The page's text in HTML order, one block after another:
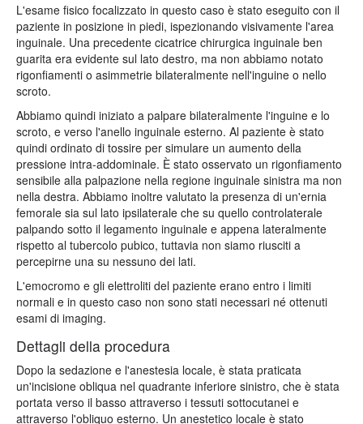
L'esame fisico focalizzato in questo caso è stato eseguito con il
paziente in posizione in piedi, ispezionando visivamente l'area
inguinale. Una precedente cicatrice chirurgica inguinale ben
guarita era evidente sul lato destro, ma non abbiamo notato
rigonfiamenti o asimmetrie bilateralmente nell'inguine o nello
scroto.
Abbiamo quindi iniziato a palpare bilateralmente l'inguine e lo
scroto, e verso l'anello inguinale esterno. Al paziente è stato
quindi ordinato di tossire per simulare un aumento della
pressione intra-addominale. È stato osservato un rigonfiamento
sensibile alla palpazione nella regione inguinale sinistra ma non
nella destra. Abbiamo inoltre valutato la presenza di un'ernia
femorale sia sul lato ipsilaterale che su quello controlaterale
palpando sotto il legamento inguinale e appena lateralmente
rispetto al tubercolo pubico, tuttavia non siamo riusciti a
percepirne una su nessuno dei lati.
L'emocromo e gli elettroliti del paziente erano entro i limiti
normali e in questo caso non sono stati necessari né ottenuti
esami di imaging.
Dettagli della procedura
Dopo la sedazione e l'anestesia locale, è stata praticata
un'incisione obliqua nel quadrante inferiore sinistro, che è stata
portata verso il basso attraverso i tessuti sottocutanei e
attraverso l'obliquo esterno. Un anestetico locale è stato